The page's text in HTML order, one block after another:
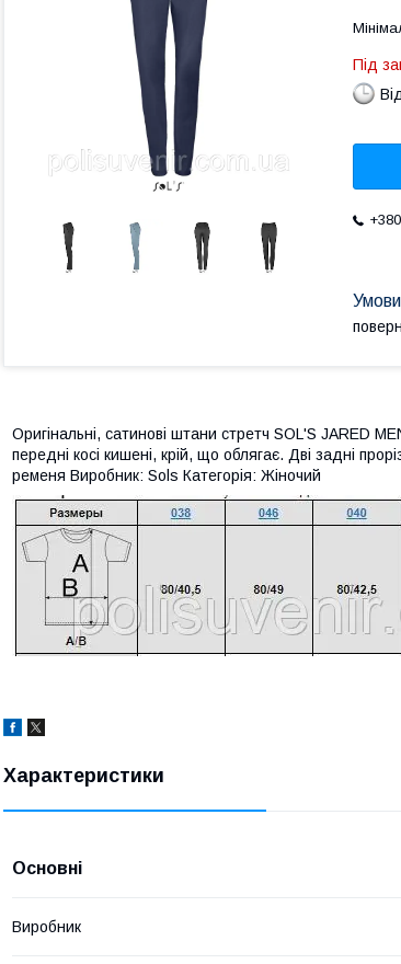
Під
Оригінальні, сатинові штани стретч SOL'S JARED
передні косі кишені, крій, що облягає. Дві задні
ременя Виробник: Sols Категорія: Жіночий
Характеристики
Основні
Виробник